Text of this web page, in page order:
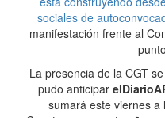
sociales de
manifestación frente al
La presencia de la CGT
pudo anticipar
sumará este viernes a